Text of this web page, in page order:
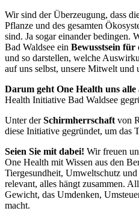
Wir sind der Überzeugung, dass
Pflanze und des gesamten
sind. Ja sogar einander bedingen.
Bad Waldsee ein Bewusstsein für
und so darstellen, welche
auf uns selbst, unsere Mitwelt und
Darum geht One Health uns alle
Health Initiative Bad Waldsee
Unter derSchirmherrschaft von
diese Initiative gegründet, um das
Seien Sie mit dabei! Wir freuen
One Health mit Wissen aus den
Tiergesundheit, Umweltschutz
relevant, alles hängt zusammen.
Gewicht, das Umdenken,
macht.